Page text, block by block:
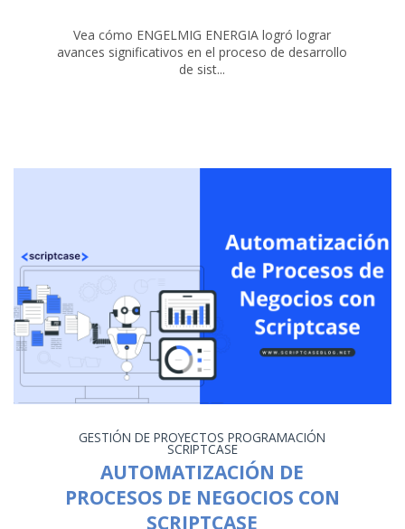
Vea cómo ENGELMIG ENERGIA logró lograr
avances significativos en el proceso de desarrollo
de sist...
GESTIÓN DE PROYECTOS PROGRAMACIÓN
SCRIPTCASE
AUTOMATIZACIÓN DE
PROCESOS DE NEGOCIOS CON
SCRIPTCASE